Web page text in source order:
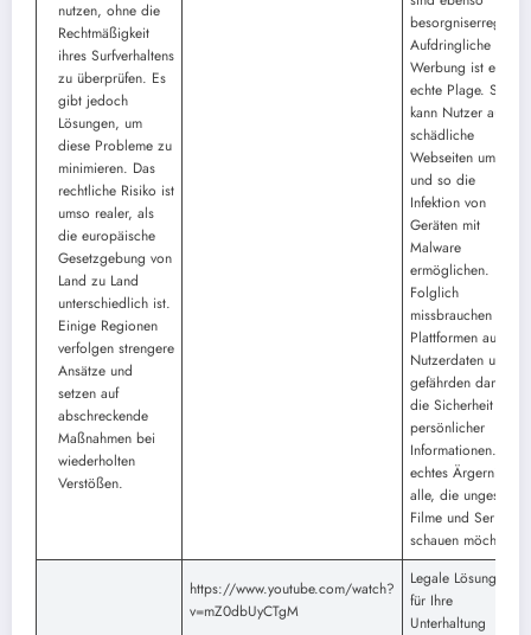
nutzen, ohne die
Rechtmäßigkeit
ihres Surfverhaltens
zu überprüfen. Es
gibt jedoch
Lösungen, um
diese Probleme zu
minimieren. Das
rechtliche Risiko ist
umso realer, als
die europäische
Gesetzgebung von
Land zu Land
unterschiedlich ist.
Einige Regionen
verfolgen strengere
Ansätze und
setzen auf
abschreckende
Maßnahmen bei
wiederholten
Verstößen.
besorgniserregend.
Aufdringliche
Werbung ist eine
echte Plage. Sie
kann Nutzer auf
schädliche
Webseiten umleiten
und so die
Infektion von
Geräten mit
Malware
ermöglichen.
Folglich
missbrauchen diese
Plattformen auch
Nutzerdaten und
gefährden damit
die Sicherheit
persönlicher
Informationen. Ein
echtes Ärgernis für
alle, die ungestört
Filme und Serien
schauen möchten.
https://www.youtube.com/watch?
v=mZ0dbUyCTgM
Legale Lösungen
für Ihre
Unterhaltung